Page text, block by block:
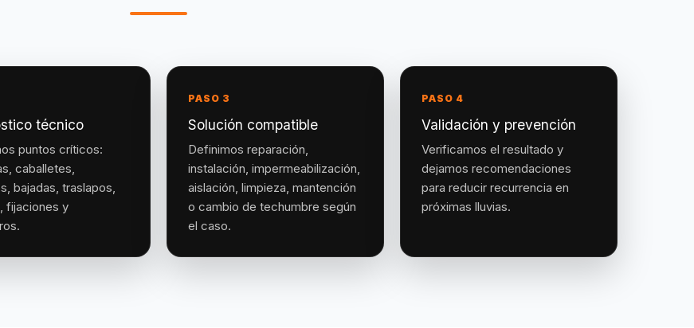
técnico
puntos críticos:
caballetes,
bajadas, traslapos,
fijaciones y
PASO 3
Solución compatible
Definimos reparación,
instalación, impermeabilización,
aislación, limpieza, mantención
o cambio de techumbre según
el caso.
PASO 4
Validación y prevención
Verificamos el resultado y
dejamos recomendaciones
para reducir recurrencia en
próximas lluvias.